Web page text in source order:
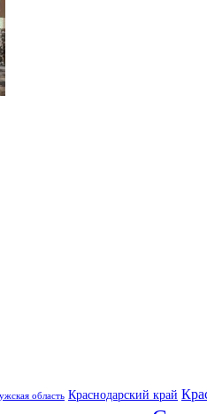
область Краснодарский край